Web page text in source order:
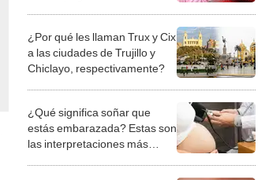
¿Por qué les llaman Trux y Cix
a las ciudades de Trujillo y
Chiclayo, respectivamente?
¿Qué significa soñar que
estás embarazada? Estas son
las interpretaciones más